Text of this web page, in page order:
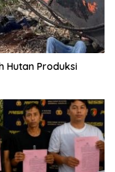
Hutan Produksi